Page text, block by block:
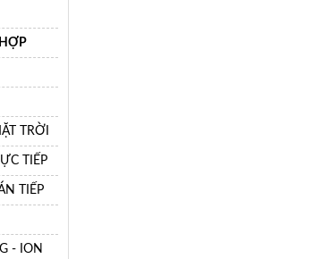
TRỜI
TIẾP
TIẾP
- ION